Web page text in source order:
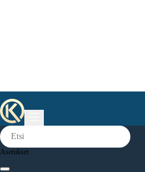
Asetukset